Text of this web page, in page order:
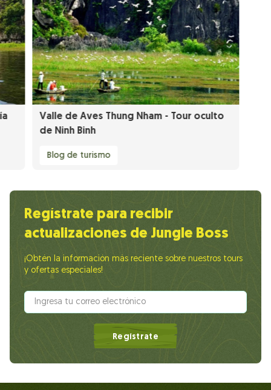
Valle de Aves Thung Nham - Tour oculto
de Ninh Binh
Blog de turismo
Regístrate para recibir
actualizaciones de Jungle Boss
¡Obtén la información más reciente sobre nuestros tours
y ofertas especiales!
Regístrate